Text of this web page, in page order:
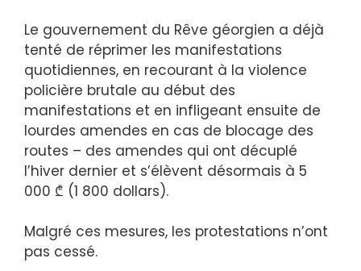
Le gouvernement du Rêve géorgien a déjà
tenté de réprimer les manifestations
quotidiennes, en recourant à la violence
policière brutale au début des
manifestations et en infligeant ensuite de
lourdes amendes en cas de blocage des
routes – des amendes qui ont décuplé
l’hiver dernier et s’élèvent désormais à 5
000 ₾ (1 800 dollars).
Malgré ces mesures, les protestations n’ont
pas cessé.